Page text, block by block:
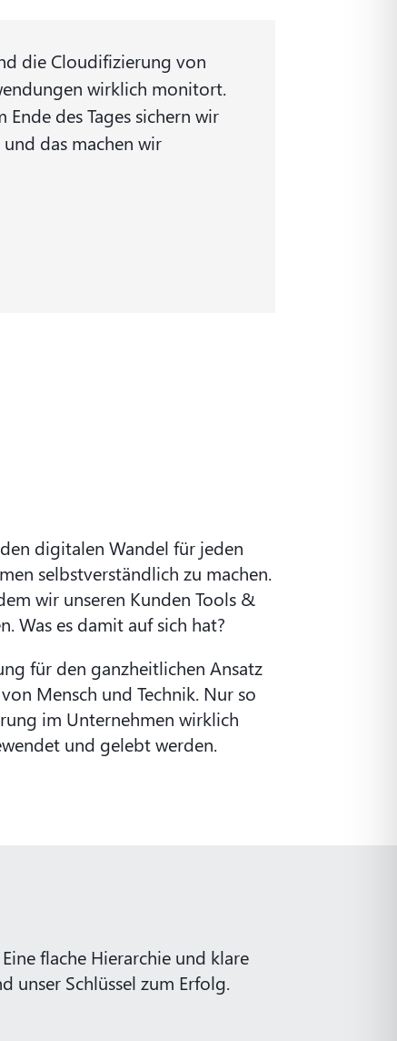
die Cloudifizierung von
wirklich monitort.
des Tages sichern wir
das machen wir
digitalen Wandel für jeden
selbstverständlich zu machen.
wir unseren Kunden Tools &
Was es damit auf sich hat?
für den ganzheitlichen Ansatz
Mensch und Technik. Nur so
im Unternehmen wirklich
und gelebt werden.
flache Hierarchie und klare
unser Schlüssel zum Erfolg.